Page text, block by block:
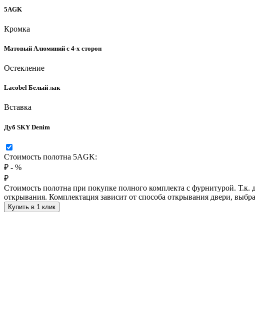
5AGK
Кромка
Матовый Алюминий с 4-х сторон
Остекление
Lacobel Белый лак
Вставка
Дуб SKY Denim
Стоимость полотна 5AGK:
₽ - %
₽
Стоимость полотна при покупке полного комплекта с фурнитурой.
открывания. Комплектация зависит от способа открывания двери,
Купить в 1 клик